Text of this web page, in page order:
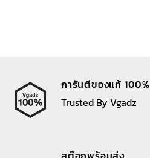
การันตีของแท้ 100%
Trusted By Vgadz